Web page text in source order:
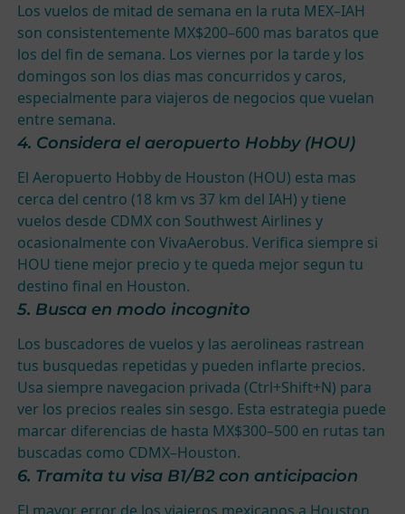
Los vuelos de mitad de semana en la ruta MEX–IAH
son consistentemente MX$200–600 mas baratos que
los del fin de semana. Los viernes por la tarde y los
domingos son los dias mas concurridos y caros,
especialmente para viajeros de negocios que vuelan
entre semana.
4. Considera el aeropuerto Hobby (HOU)
El Aeropuerto Hobby de Houston (HOU) esta mas
cerca del centro (18 km vs 37 km del IAH) y tiene
vuelos desde CDMX con Southwest Airlines y
ocasionalmente con VivaAerobus. Verifica siempre si
HOU tiene mejor precio y te queda mejor segun tu
destino final en Houston.
5. Busca en modo incognito
Los buscadores de vuelos y las aerolineas rastrean
tus busquedas repetidas y pueden inflarte precios.
Usa siempre navegacion privada (Ctrl+Shift+N) para
ver los precios reales sin sesgo. Esta estrategia puede
marcar diferencias de hasta MX$300–500 en rutas tan
buscadas como CDMX–Houston.
6. Tramita tu visa B1/B2 con anticipacion